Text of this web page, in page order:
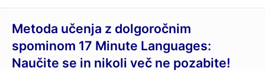
Metoda učenja z dolgoročnim
spominom 17 Minute Languages:
Naučite se in nikoli več ne pozabite!